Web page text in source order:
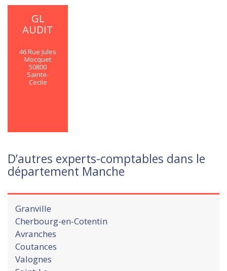
GL
AUDIT
46 Rue Jules
Mocquet
50800
Sainte-
Cecile
D’autres experts-comptables dans le
département Manche
Granville
Cherbourg-en-Cotentin
Avranches
Coutances
Valognes